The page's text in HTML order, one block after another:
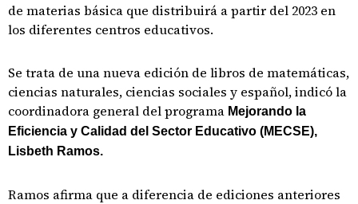
de materias básica que distribuirá a partir del 2023 en
los diferentes centros educativos.
Se trata de una nueva edición de libros de matemáticas,
ciencias naturales, ciencias sociales y español, indicó la
coordinadora general del programa Mejorando la
Eficiencia y Calidad del Sector Educativo (MECSE),
Lisbeth Ramos.
Ramos afirma que a diferencia de ediciones anteriores